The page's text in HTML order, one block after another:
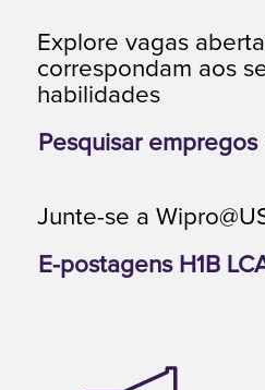
Explore vagas
correspondam aos
habilidades
Pesquisar empregos
Junte-se a
E-postagens H1B